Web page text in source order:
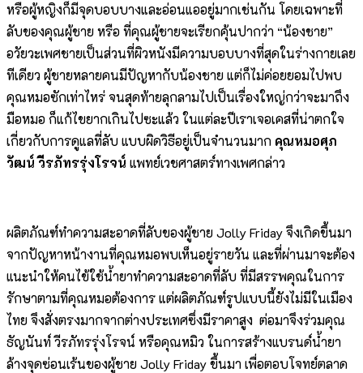
หรือผู้หญิงก็มีจุดบอบบางและอ่อนแออยู่มากเช่นกัน โดยเฉพาะที่
ลับของคุณผู้ชาย หรือ ที่คุณผู้ชายจะเรียกคุ้นปากว่า “น้องชาย”
อวัยวะเพศชายเป็นส่วนที่ผิวหนังมีความบอบบางที่สุดในร่างกายเลย
ทีเดียว ผู้ชายหลายคนมีปัญหากับน้องชาย แต่ก็ไม่ค่อยยอมไปพบ
คุณหมอซักเท่าไหร่ จนสุดท้ายลุกลามไปเป็นเรื่องใหญ่กว่าจะมาถึง
มือหมอ ก็แก้ไขยากเกินไปซะแล้ว ในแต่ละปีเราเจอเคสที่น่าตกใจ
เกี่ยวกับการดูแลที่ลับ แบบผิดวิธีอยู่เป็นจำนวนมาก คุณหมอศุภ
วัฒน์ วีรภัทรรุ่งโรจน์ แพทย์เวชศาสตร์ทางเพศกล่าว
ผลิตภัณฑ์ทำความสะอาดที่ลับของผู้ชาย Jolly Friday จึงเกิดขึ้นมา
จากปัญหาหน้างานที่คุณหมอพบเห็นอยู่รายวัน และที่ผ่านมาจะต้อง
แนะนำให้คนไข้ใช้น้ำยาทำความสะอาดที่ลับ ที่มีสรรพคุณในการ
รักษาตามที่คุณหมอต้องการ แต่ผลิตภัณฑ์รูปแบบนี้ยังไม่มีในเมือง
ไทย จึงสั่งตรงมากจากต่างประเทศซึ่งมีราคาสูง ต่อมาจึงร่วมคุณ
ธัญนันท์ วีรภัทรรุ่งโรจน์ หรือคุณหมิว ในการสร้างแบรนด์น้ำยา
ล้างจุดซ่อนเร้นของผู้ชาย Jolly Friday ขึ้นมา เพื่อตอบโจทย์ตลาด